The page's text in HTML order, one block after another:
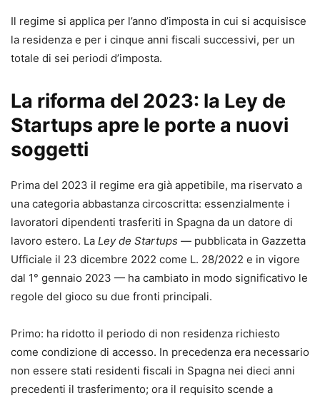
Il regime si applica per l’anno d’imposta in cui si acquisisce
la residenza e per i cinque anni fiscali successivi, per un
totale di sei periodi d’imposta.
La riforma del 2023: la Ley de
Startups apre le porte a nuovi
soggetti
Prima del 2023 il regime era già appetibile, ma riservato a
una categoria abbastanza circoscritta: essenzialmente i
lavoratori dipendenti trasferiti in Spagna da un datore di
lavoro estero. La Ley de Startups — pubblicata in Gazzetta
Ufficiale il 23 dicembre 2022 come L. 28/2022 e in vigore
dal 1° gennaio 2023 — ha cambiato in modo significativo le
regole del gioco su due fronti principali.
Primo: ha ridotto il periodo di non residenza richiesto
come condizione di accesso. In precedenza era necessario
non essere stati residenti fiscali in Spagna nei dieci anni
precedenti il trasferimento; ora il requisito scende a